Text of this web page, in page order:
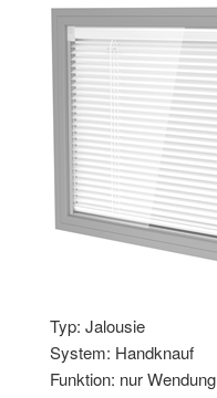
Typ: Jalousie
System: Handknauf
Funktion: nur Wendung